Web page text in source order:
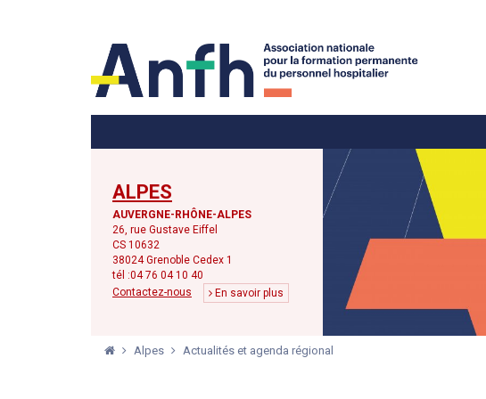
ALPES
AUVERGNE-RHÔNE-ALPES
26, rue Gustave Eiffel
CS 10632
38024 Grenoble Cedex 1
tél :04 76 04 10 40
Contactez-nous
En savoir plus
Alpes Actualités et agenda régional